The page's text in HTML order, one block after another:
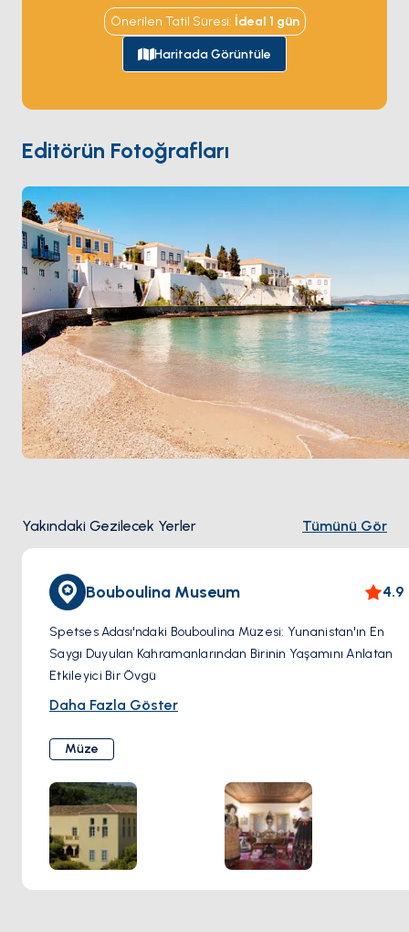
Dapia'daki liman charter teknelerini ağırlıyor;
adanın gemi yapımı altın çağından kalma neoklasik
deniz kaptanı malikâneleri boyunca diziliyor.
Kasabanın ötesindeEski Limanhâlâ çalışan bir tekne
şarap ve zeytin hasadı yetiştiriyor ve yerel
tatlılarYunanistan'a ihraç ediliyor. Spetses
3 saatlik yelken mesafesinde. SezonNisan ile Ekim
arası açık.
Önerilen Tatil Süresi: İdeal 1 gün
Haritada Görüntüle
Editörün Fotoğrafları
Yakındaki Gezilecek Yerler Tümünü Gör
Bouboulina Museum 4.9
Spetses Adası'ndaki Bouboulina Müzesi: Yunanistan'ın En
Saygı Duyulan Kahramanlarından Birinin Yaşamını Anlatan
Etkileyici Bir Övgü
Spetses adasındaki Bouboulina Müzesi, Osmanlı
bir rol oynayan Yunanistan'ın en saygı duyulan kadın
kahramanlarından ve deniz komutanlarından biri olan
Laskarina Bouboulina'nın olağanüstü yaşamına ve mirasına
büyüleyici bir saygı duruşu niteliğindedir. Bouboulina'nın
atalarının konağında bulunan müze, ziyaretçilere bu
korkusuz kadının olağanüstü hayatına dair bir bakış sunar.
Müzeye adım attığınızda, Yunan Devrimi'nin tarihine ve
mirasına kendinizi kaptıracaksınız. Sergilerde
Daha Fazla Göster
Müze